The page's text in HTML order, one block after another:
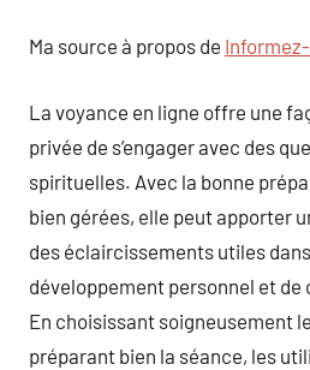
Ma source à propos de
La voyance en ligne offre une
privée de s’engager avec des
spirituelles. Avec la bonne
bien gérées, elle peut apporter
des éclaircissements utiles
développement personnel et de
En choisissant soigneusement
préparant bien la séance, les